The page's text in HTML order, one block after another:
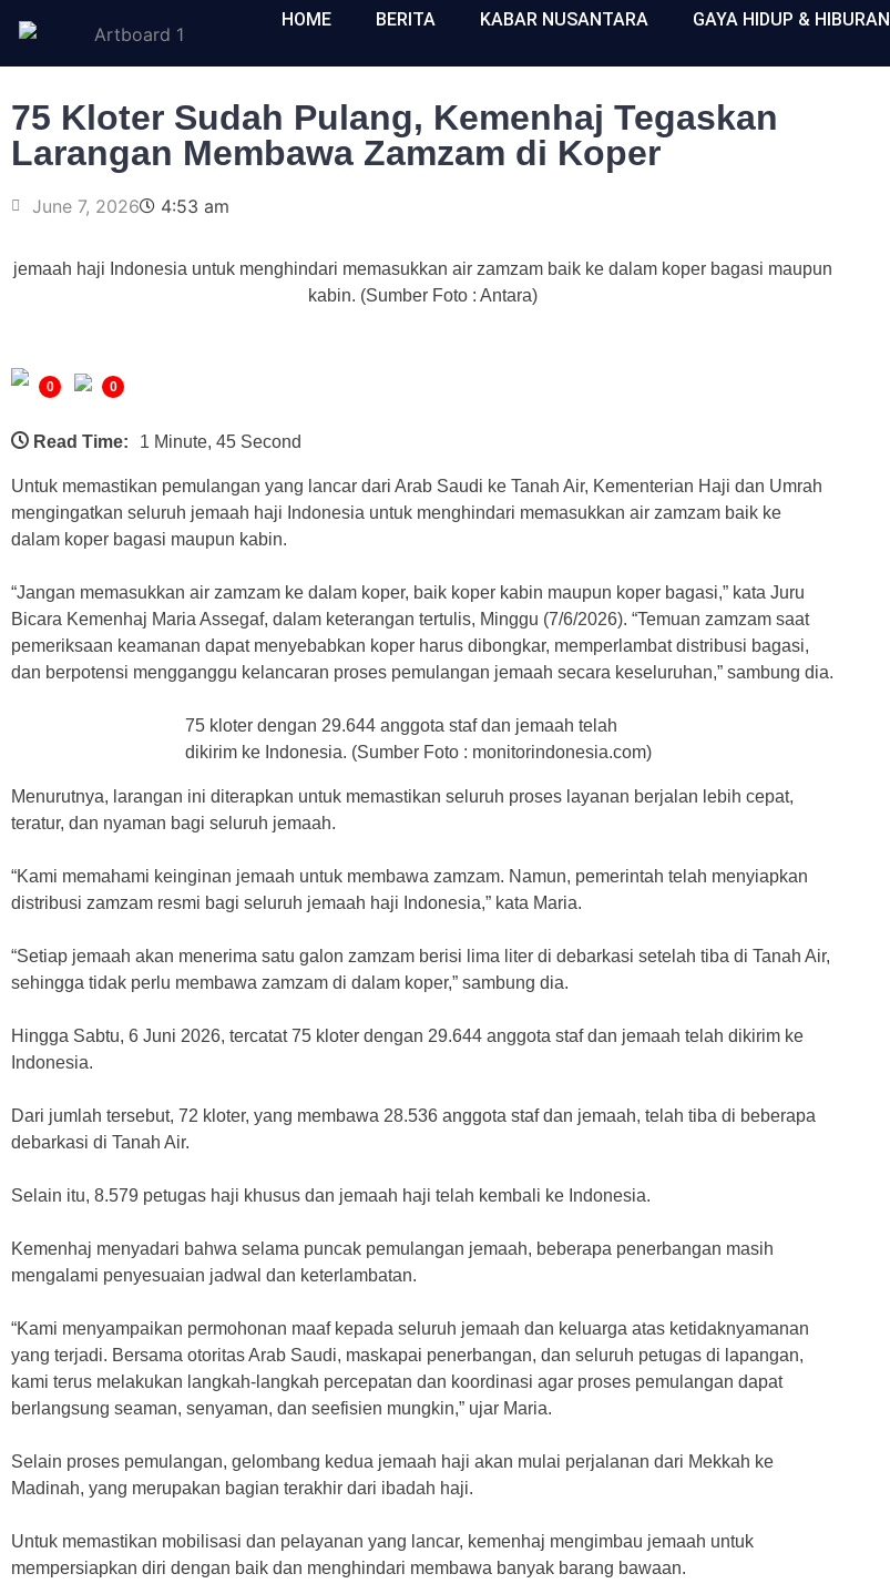
HOME BERITA KABAR NUSANTARA GAYA HIDUP & HIBURAN
75 Kloter Sudah Pulang, Kemenhaj Tegaskan
Larangan Membawa Zamzam di Koper
June 7, 2026 4:53 am
jemaah haji Indonesia untuk menghindari memasukkan air zamzam baik ke dalam koper bagasi maupun
kabin. (Sumber Foto : Antara)
0 0
Read Time: 1 Minute, 45 Second
Untuk memastikan pemulangan yang lancar dari Arab Saudi ke Tanah Air, Kementerian Haji dan Umrah
mengingatkan seluruh jemaah haji Indonesia untuk menghindari memasukkan air zamzam baik ke
dalam koper bagasi maupun kabin.
“Jangan memasukkan air zamzam ke dalam koper, baik koper kabin maupun koper bagasi,” kata Juru
Bicara Kemenhaj Maria Assegaf, dalam keterangan tertulis, Minggu (7/6/2026). “Temuan zamzam saat
pemeriksaan keamanan dapat menyebabkan koper harus dibongkar, memperlambat distribusi bagasi,
dan berpotensi mengganggu kelancaran proses pemulangan jemaah secara keseluruhan,” sambung dia.
75 kloter dengan 29.644 anggota staf dan jemaah telah
dikirim ke Indonesia. (Sumber Foto : monitorindonesia.com)
Menurutnya, larangan ini diterapkan untuk memastikan seluruh proses layanan berjalan lebih cepat,
teratur, dan nyaman bagi seluruh jemaah.
“Kami memahami keinginan jemaah untuk membawa zamzam. Namun, pemerintah telah menyiapkan
distribusi zamzam resmi bagi seluruh jemaah haji Indonesia,” kata Maria.
“Setiap jemaah akan menerima satu galon zamzam berisi lima liter di debarkasi setelah tiba di Tanah Air,
sehingga tidak perlu membawa zamzam di dalam koper,” sambung dia.
Hingga Sabtu, 6 Juni 2026, tercatat 75 kloter dengan 29.644 anggota staf dan jemaah telah dikirim ke
Indonesia.
Dari jumlah tersebut, 72 kloter, yang membawa 28.536 anggota staf dan jemaah, telah tiba di beberapa
debarkasi di Tanah Air.
Selain itu, 8.579 petugas haji khusus dan jemaah haji telah kembali ke Indonesia.
Kemenhaj menyadari bahwa selama puncak pemulangan jemaah, beberapa penerbangan masih
mengalami penyesuaian jadwal dan keterlambatan.
“Kami menyampaikan permohonan maaf kepada seluruh jemaah dan keluarga atas ketidaknyamanan
yang terjadi. Bersama otoritas Arab Saudi, maskapai penerbangan, dan seluruh petugas di lapangan,
kami terus melakukan langkah-langkah percepatan dan koordinasi agar proses pemulangan dapat
berlangsung seaman, senyaman, dan seefisien mungkin,” ujar Maria.
Selain proses pemulangan, gelombang kedua jemaah haji akan mulai perjalanan dari Mekkah ke
Madinah, yang merupakan bagian terakhir dari ibadah haji.
Untuk memastikan mobilisasi dan pelayanan yang lancar, kemenhaj mengimbau jemaah untuk
mempersiapkan diri dengan baik dan menghindari membawa banyak barang bawaan.